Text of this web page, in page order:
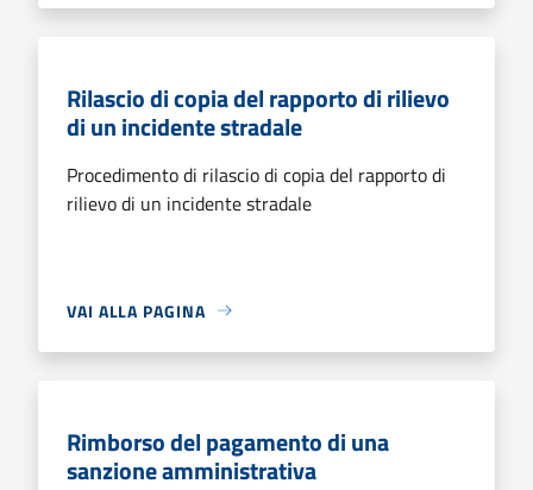
Rilascio di copia del rapporto di rilievo
di un incidente stradale
Procedimento di rilascio di copia del rapporto di
rilievo di un incidente stradale
VAI ALLA PAGINA
Rimborso del pagamento di una
sanzione amministrativa